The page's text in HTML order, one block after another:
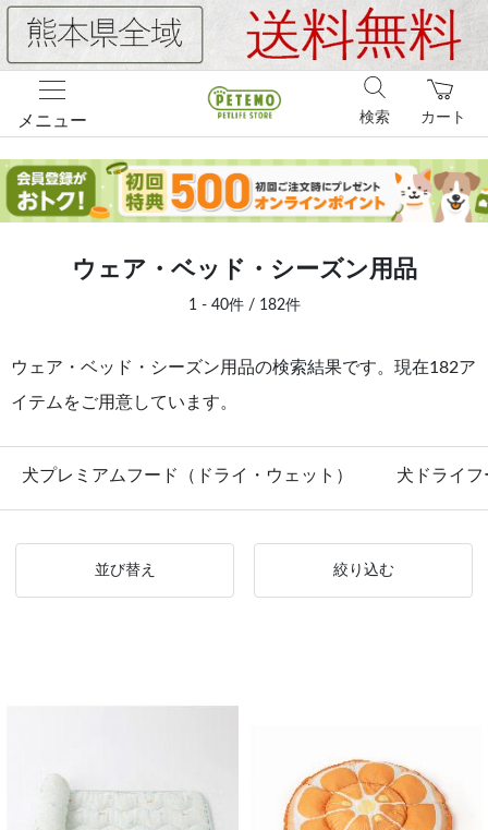
メニュー カート
検索
ウェア・ベッド・シーズン用品
1 - 40件 / 182件
ウェア・ベッド・シーズン用品の検索結果です。現在182ア
イテムをご用意しています。
犬プレミアムフード（ドライ・ウェット） 犬ドライフ
並び替え 絞り込む